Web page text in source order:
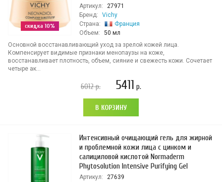
скидка 10%
Артикул:
27971
Бренд:
Vichy
Страна:
Франция
Объем:
50 мл
Основной восстанавливающий уход за зрелой кожей лица.
Компенсирует видимые признаки менопаузы на коже,
восстанавливает плотность, объем, сияние и свежесть кожи. Сочетает
четыре ак...
6012р. 5411 р.
В КОРЗИНУ
Интенсивный очищающий гель для жирной
и проблемной кожи лица с цинком и
салициловой кислотой Normaderm
Phytosolution Intensive Purifying Gel
Артикул:
27639